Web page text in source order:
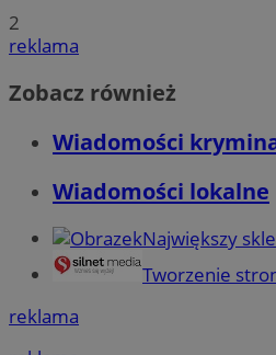
2
reklama
Zobacz również
Wiadomości
Wiadomości lokalne
Największy
Tworzenie
reklama